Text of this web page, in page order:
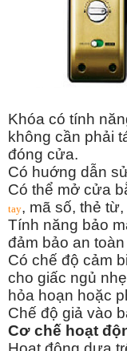
Khóa có tính
không cần phải
đóng cửa.
Có huớng dẫn
Có thể mở cửa
tay, mã số, thẻ
Tính năng bảo
đảm bảo an
Có chế độ cảm
cho giấc ngủ
hỏa hoạn hoặc
Chế độ giả vào
Cơ chế hoạt